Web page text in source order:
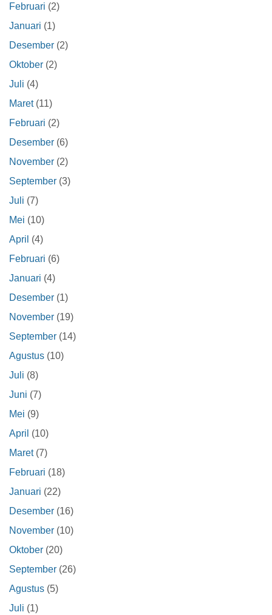
Februari (2)
Januari (1)
Desember (2)
Oktober (2)
Juli (4)
Maret(11)
Februari (2)
Desember (6)
November (2)
September (3)
Juli (7)
Mei (10)
April (4)
Februari (6)
Januari (4)
Desember (1)
November (19)
September (14)
Agustus (10)
Juli (8)
Juni (7)
Mei (9)
April (10)
Maret(7)
Februari (18)
Januari (22)
Desember (16)
November (10)
Oktober (20)
September (26)
Agustus (5)
Juli (1)